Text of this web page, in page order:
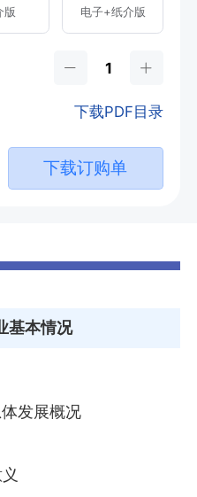
版 电子+纸介版
下载PDF目录
下载订购单
基本情况
发展概况